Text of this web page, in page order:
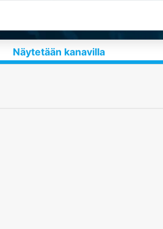
Näytetään kanavilla